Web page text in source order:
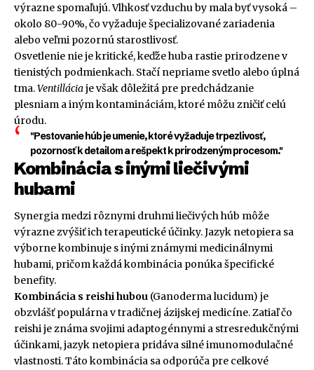
výrazne spomaľujú. Vlhkosť vzduchu by mala byť vysoká –
okolo 80-90%, čo vyžaduje špecializované zariadenia
alebo veľmi pozornú starostlivosť.
Osvetlenie nie je kritické, keďže huba rastie prirodzene v
tienistých podmienkach. Stačí nepriame svetlo alebo úplná
tma.Ventilláciaje však dôležitá pre predchádzanie
plesniam a iným kontamináciám, ktoré môžu zničiť celú
úrodu.
"Pestovanie húb je umenie, ktoré vyžaduje trpezlivosť,
pozornosť k detailom a rešpekt k prirodzeným procesom."
Kombinácia s inými liečivými
hubami
Synergia medzi rôznymi druhmi liečivých húb môže
výrazne zvýšiť ich terapeutické účinky. Jazyk netopiera sa
výborne kombinuje s inými známymi medicinálnymi
hubami, pričom každá kombinácia ponúka špecifické
benefity.
Kombinácia s reishi hubou (Ganoderma lucidum) je
obzvlášť populárna v tradičnej ázijskej medicíne. Zatiaľ čo
reishi je známa svojimi adaptogénnymi a stresredukčnými
účinkami, jazyk netopiera pridáva silné imunomodulačné
vlastnosti. Táto kombinácia sa odporúča pre celkové